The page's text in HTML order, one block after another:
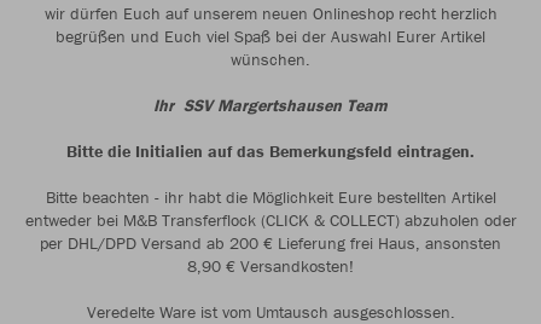
wir dürfen Euch auf unserem neuen Onlineshop recht herzlich
begrüßen und Euch viel Spaß bei der Auswahl Eurer Artikel
wünschen.
Ihr SSV Margertshausen Team
Bitte die Initialien auf das Bemerkungsfeld eintragen.
Bitte beachten - ihr habt die Möglichkeit Eure bestellten Artikel
entweder bei M&B Transferflock (CLICK & COLLECT) abzuholen oder
per DHL/DPD Versand ab 200 € Lieferung frei Haus, ansonsten
8,90 € Versandkosten!
Veredelte Ware ist vom Umtausch ausgeschlossen.